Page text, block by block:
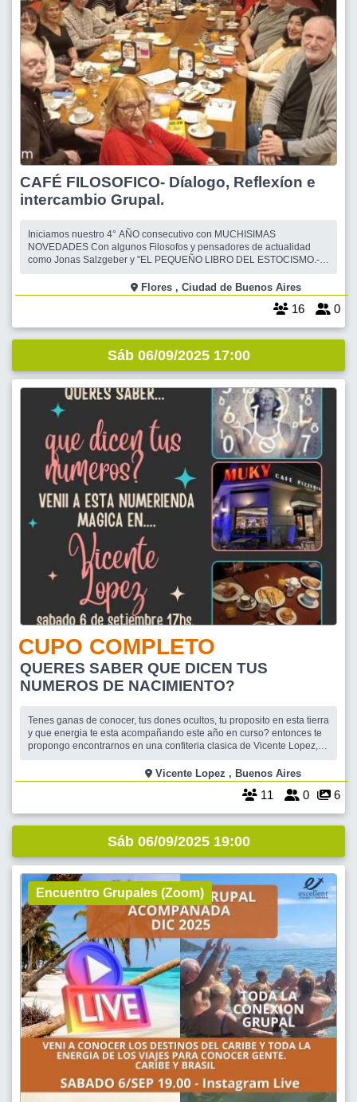
CAFÉ FILOSOFICO- Díalogo, Reflexíon e
intercambio Grupal.
Iniciamos nuestro 4° AÑO consecutivo con MUCHISIMAS
NOVEDADES Con algunos Filosofos y pensadores de actualidad
como Jonas Salzgeber y "EL PEQUEÑO LIBRO DEL ESTOCISMO.-
sobre BAUMAN Zygman y su libro "EL Amo
Flores , Ciudad de Buenos Aires
16 0
Sáb 06/09/2025 17:00
CUPO COMPLETO
QUERES SABER QUE DICEN TUS
NUMEROS DE NACIMIENTO?
Tenes ganas de conocer, tus dones ocultos, tu proposito en esta tierra
y que energia te esta acompañando este año en curso? entonces te
propongo encontrarnos en una confiteria clasica de Vicente Lopez,
devolucion completa sobre lo que dicen tus numeros, grabacion y
fotocopia para que te ll
Vicente Lopez , Buenos Aires
11 0 6
Sáb 06/09/2025 19:00
Encuentro Grupales (Zoom)